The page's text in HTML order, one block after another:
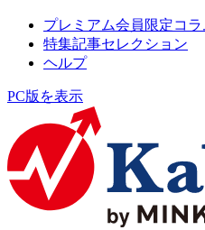
プレミアム会員限定コラ
特集記事セレクション
ヘルプ
PC版を表示